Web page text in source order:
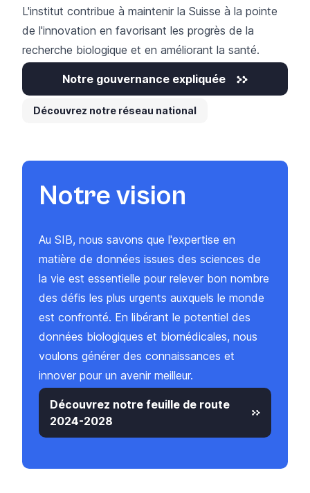
L'institut contribue à maintenir la Suisse à la pointe
de l'innovation en favorisant les progrès de la
recherche biologique et en améliorant la santé.
Notre gouvernance expliquée
Découvrez notre réseau national
Notre vision
Au SIB, nous savons que l'expertise en
matière de données issues des sciences de
la vie est essentielle pour relever bon nombre
des défis les plus urgents auxquels le monde
est confronté. En libérant le potentiel des
données biologiques et biomédicales, nous
voulons générer des connaissances et
innover pour un avenir meilleur.
Découvrez notre feuille de route
2024-2028